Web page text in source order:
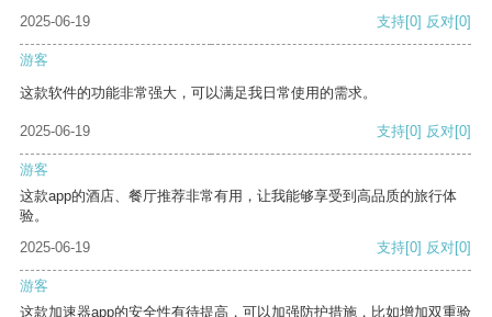
2025-06-19
支持[0] 反对[0]
游客
这款软件的功能非常强大，可以满足我日常使用的需求。
2025-06-19 支持[0] 反对[0]
游客
这款app的酒店、餐厅推荐非常有用，让我能够享受到高品质的旅行体
验。
2025-06-19
支持[0] 反对[0]
游客
这款加速器app的安全性有待提高，可以加强防护措施，比如增加双重验